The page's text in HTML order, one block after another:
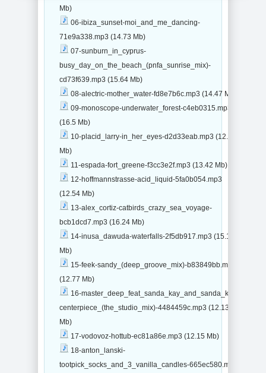
Mb)
06-ibiza_sunset-moi_and_me_dancing-
71e9a338.mp3 (14.73 Mb)
07-sunburn_in_cyprus-
busy_day_on_the_beach_(pnfa_sunrise_mix)-
cd73f639.mp3 (15.64 Mb)
08-alectric-mother_water-fd8e7b6c.mp3 (14.47 Mb)
09-monoscope-underwater_forest-c4eb0315.mp3
(16.5 Mb)
10-placid_larry-in_her_eyes-d2d33eab.mp3 (12.45
Mb)
11-espada-fort_greene-f3cc3e2f.mp3 (13.42 Mb)
12-hoffmannstrasse-acid_liquid-5fa0b054.mp3
(12.54 Mb)
13-alex_cortiz-catbirds_crazy_sea_voyage-
bcb1dcd7.mp3 (16.24 Mb)
14-inusa_dawuda-waterfalls-2f5db917.mp3 (15.19
Mb)
15-feek-sandy_(deep_groove_mix)-b83849bb.mp3
(12.77 Mb)
16-master_deep_feat_sanda_kay_and_sanda_kay-
centerpiece_(the_studio_mix)-4484459c.mp3 (12.13
Mb)
17-vodovoz-hottub-ec81a86e.mp3 (12.15 Mb)
18-anton_lanski-
tootpick_socks_and_3_vanilla_candles-665ec580.mp3